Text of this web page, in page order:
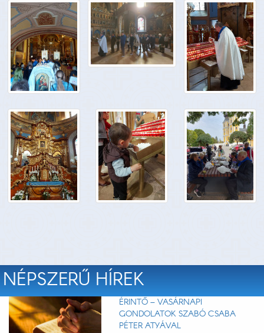
NÉPSZERŰ HÍREK
ÉRINTŐ – VASÁRNAPI
GONDOLATOK SZABÓ CSABA
PÉTER ATYÁVAL